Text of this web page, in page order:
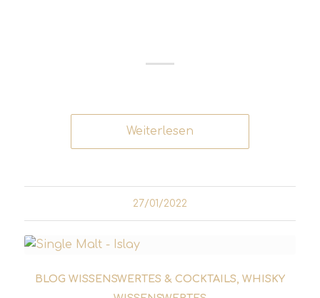
Weiterlesen
27/01/2022
BLOG WISSENSWERTES & COCKTAILS, WHISKY